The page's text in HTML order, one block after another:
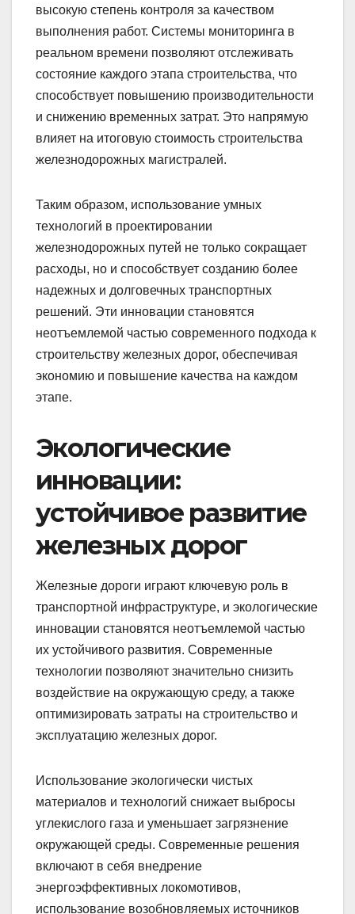
высокую степень контроля за качеством
выполнения работ. Системы мониторинга в
реальном времени позволяют отслеживать
состояние каждого этапа строительства, что
способствует повышению производительности
и снижению временных затрат. Это напрямую
влияет на итоговую стоимость строительства
железнодорожных магистралей.
Таким образом, использование умных
технологий в проектировании
железнодорожных путей не только сокращает
расходы, но и способствует созданию более
надежных и долговечных транспортных
решений. Эти инновации становятся
неотъемлемой частью современного подхода к
строительству железных дорог, обеспечивая
экономию и повышение качества на каждом
этапе.
Экологические
инновации:
устойчивое развитие
железных дорог
Железные дороги играют ключевую роль в
транспортной инфраструктуре, и экологические
инновации становятся неотъемлемой частью
их устойчивого развития. Современные
технологии позволяют значительно снизить
воздействие на окружающую среду, а также
оптимизировать затраты на строительство и
эксплуатацию железных дорог.
Использование экологически чистых
материалов и технологий снижает выбросы
углекислого газа и уменьшает загрязнение
окружающей среды. Современные решения
включают в себя внедрение
энергоэффективных локомотивов,
использование возобновляемых источников